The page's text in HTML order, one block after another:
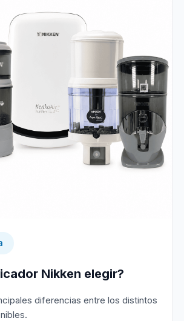
Nikken elegir?
diferencias entre los distintos